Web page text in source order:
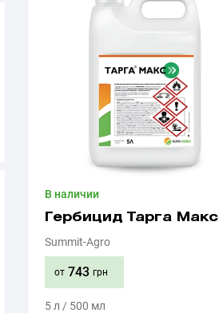
В наличии
Гербицид Тарга Макс
Summit-Agro
от 743 грн
5 л / 500 мл